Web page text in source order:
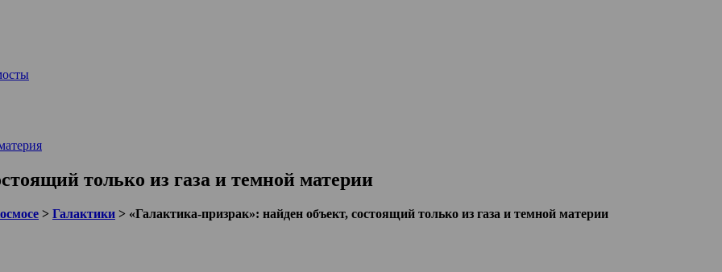
только из газа и темной материи
> Галактики > «Галактика-призрак»: найден объект, состоящий только из газа и темной материи